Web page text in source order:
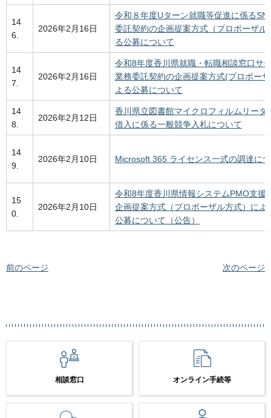
14
6.
2026年2月16日
令和８年度Uターン就職等促進に係る
委託契約の企画提案方式（プロポーザル
る公募について
14
7.
2026年2月16日
令和8年度香川県就職・転職相談窓口サ
業務委託契約の企画提案方式(プロポー
よる公募について
14
8.
2026年2月12日
香川県立図書館マイクロフィルムリーダ
借入に係る一般競争入札について
14
9.
2026年2月10日 Microsoft 365 ライセンス一式の調達に
15
0.
2026年2月10日
令和8年度香川県情報システムPMO支援
企画提案方式（プロポーザル方式）によ
公募について（公告）
前のページ 次のページ
相談窓口 オンライン手続等